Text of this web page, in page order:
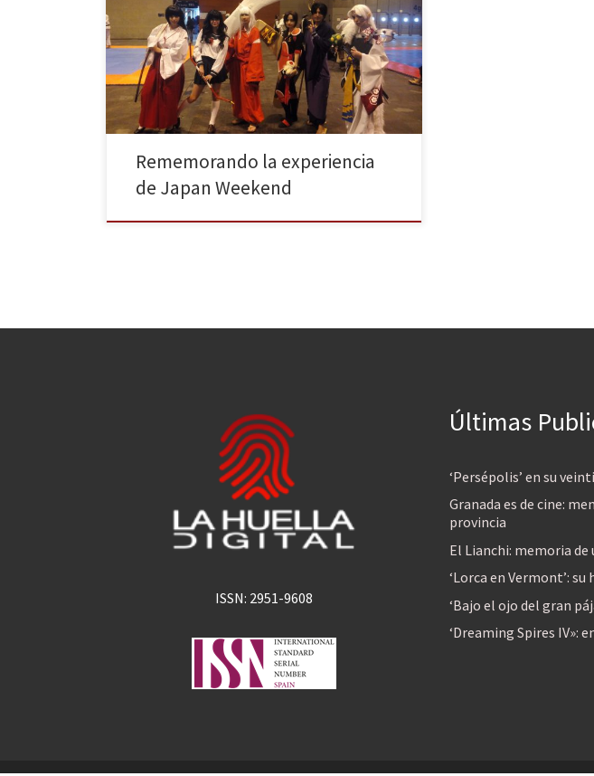
otaku, Japan Weekend, abrió sus puertas una vez más
durante los días 30 de septiembre y 1 de octubre en
el recinto ferial Ifema de Madrid. La asistencia fue tan
masiva que incluso se llegó a batir el récord de
visitantes el […]
Rememorando la experiencia
de Japan Weekend
ISSN: 2951-9608
Últimas
‘Persépolis’ en su
Granada es de cine:
provincia
El Lianchi: memoria
‘Lorca en Vermont’:
‘Bajo el ojo del gran
‘Dreaming Spires IV»: